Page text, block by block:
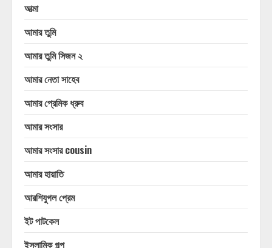
আত্মা
আমার তুমি
আমার তুমি সিজন ২
আমার নেতা সাহেব
আমার প্রেমিক ধ্রুব
আমার সংসার
আমার সংসার cousin
আমার হায়াতি
আরশিযুগল প্রেম
ইট পাটকেল
ইসলামিক গল্প